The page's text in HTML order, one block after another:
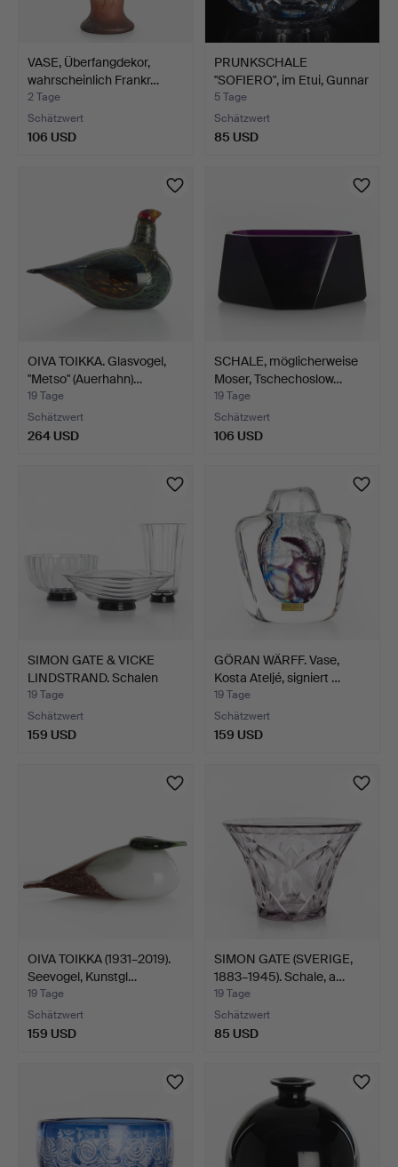
VASE, Überfangdekor,
wahrscheinlich Frankr…
2 Tage
Schätzwert
106 USD
PRUNKSCHALE
"SOFIERO", im Etui, Gunnar
Cyr…
5 Tage
Schätzwert
85 USD
OIVA TOIKKA. Glasvogel,
"Metso" (Auerhahn)…
19 Tage
Schätzwert
264 USD
SCHALE, möglicherweise
Moser, Tschechoslow…
19 Tage
Schätzwert
106 USD
SIMON GATE & VICKE
LINDSTRAND. Schalen
sow…
19 Tage
Schätzwert
159 USD
GÖRAN WÄRFF. Vase,
Kosta Ateljé, signiert …
19 Tage
Schätzwert
159 USD
OIVA TOIKKA (1931–2019).
Seevogel, Kunstgl…
19 Tage
Schätzwert
159 USD
SIMON GATE (SVERIGE,
1883–1945). Schale, a…
19 Tage
Schätzwert
85 USD